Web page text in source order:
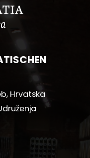
Hrvatska